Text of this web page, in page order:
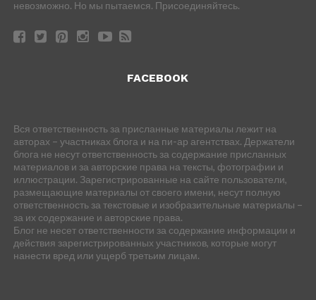
невозможно. Но мы пытаемся. Присоединяйтесь.
FACEBOOK
Вся ответственность за присланные материалы лежит на
авторах – участниках блога и на пи-ар агентствах. Держатели
блога не несут ответственность за содержание присланных
материалов и за авторские права на тексты, фотографии и
иллюстрации. Зарегистрированные на сайте пользователи,
размещающие материалы от своего имени, несут полную
ответственность за текстовые и изобразительные материалы –
за их содержание и авторские права.
Блог не несет ответственности за содержание информации и
действия зарегистрированных участников, которые могут
нанести вред или ущерб третьим лицам.